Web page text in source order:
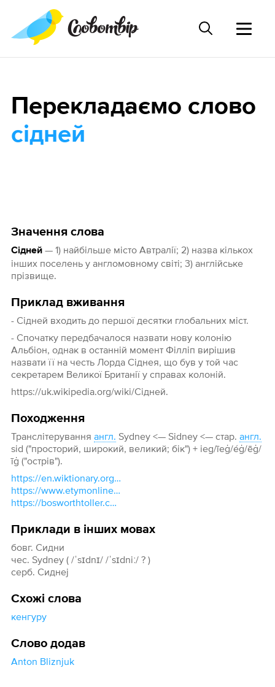
Значення слова
Сідней— 1) найбільше місто Автралії; 2) назва кількох
інших поселень у англомовному світі; 3) англійське
прізвище.
Приклад вживання
- Сідней входить до першої десятки глобальних міст.
- Спочатку передбачалося назвати нову колонію
Альбіон, однак в останній момент Філліп вирішив
назвати її на честь Лорда Сіднея, що був у той час
секретарем Великої Британії у справах колоній.
https://uk.wikipedia.org/wiki/Сідней.
Походження
Транслітерування англ. Sydney <— Sidney <— стар. англ.
sid ("просторий, широкий, великий; бік") + ieg/īeġ/éġ/ēġ/
īġ ("острів").
https://en.wiktionary.org/wiki/Sidney#English
https://www.etymonline.com/word/Sydney#etymonline_v_38885
https://bosworthtoller.com/20450
Приклади в інших мовах
бовг. Сидни
чес. Sydney ( /ˈsɪdnɪ/ /ˈsɪdniː/ ? )
серб. Сиднеј
Схожі слова
кенгуру
Слово додав
Anton Bliznjuk
Перекладаємо слово
сідней